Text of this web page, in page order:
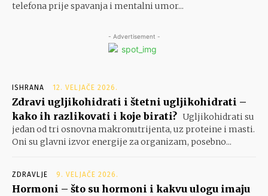
telefona prije spavanja i mentalni umor...
- Advertisement -
ISHRANA 12. VELJAČE 2026.
Zdravi ugljikohidrati i štetni ugljikohidrati –
kako ih razlikovati i koje birati? Ugljikohidrati su
jedan od tri osnovna makronutrijenta, uz proteine i masti.
Oni su glavni izvor energije za organizam, posebno...
ZDRAVLJE 9. VELJAČE 2026.
Hormoni – što su hormoni i kakvu ulogu imaju